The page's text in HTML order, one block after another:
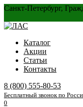
Перейти
содержанию
Санкт-Петербург,
Каталог
Акции
Статьи
Контакты
8 (800) 555-80-53
Бесплатный звонок по
0